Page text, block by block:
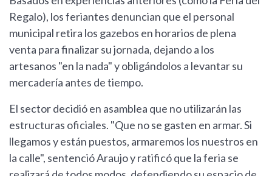
Regalo), los feriantes denuncian que el personal
municipal retira los gazebos en horarios de plena
venta para finalizar su jornada, dejando a los
artesanos "en la nada" y obligándolos a levantar su
mercadería antes de tiempo.
El sector decidió en asamblea que no utilizarán las
estructuras oficiales. "Que no se gasten en armar. Si
llegamos y están puestos, armaremos los nuestros en
la calle", sentenció Araujo y ratificó que la feria se